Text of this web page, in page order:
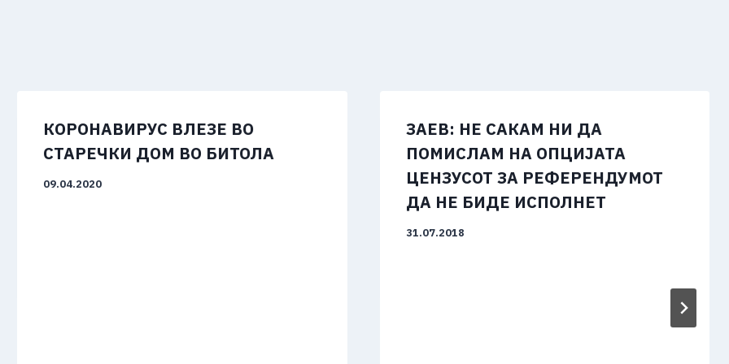
КОРОНАВИРУС ВЛЕЗЕ ВО
СТАРЕЧКИ ДОМ ВО БИТОЛА
09.04.2020
ЗАЕВ: НЕ САКАМ НИ ДА
ПОМИСЛАМ НА ОПЦИЈАТА
ЦЕНЗУСОТ ЗА РЕФЕРЕНДУМОТ
ДА НЕ БИДЕ ИСПОЛНЕТ
31.07.2018